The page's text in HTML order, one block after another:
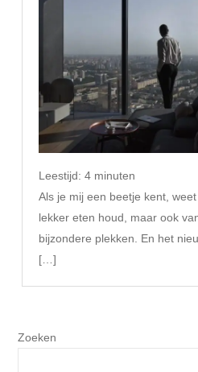
Leestijd: 4 minuten
Als je mij een beetje kent,
lekker eten houd, maar ook
bijzondere plekken. En het
[…]
Zoeken